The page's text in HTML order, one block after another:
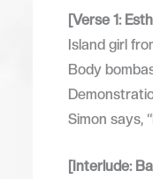
[Verse 1:
Island girl
Body
Simon says,
[Interlude: